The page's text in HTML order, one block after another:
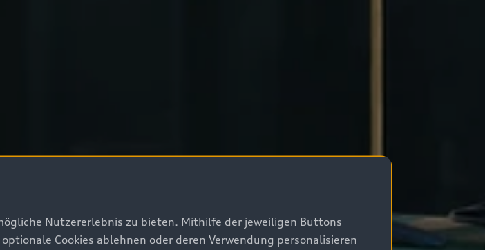
Nutzererlebnis zu bieten. Mithilfe der jeweiligen Buttons
Cookies ablehnen oder deren Verwendung personalisieren